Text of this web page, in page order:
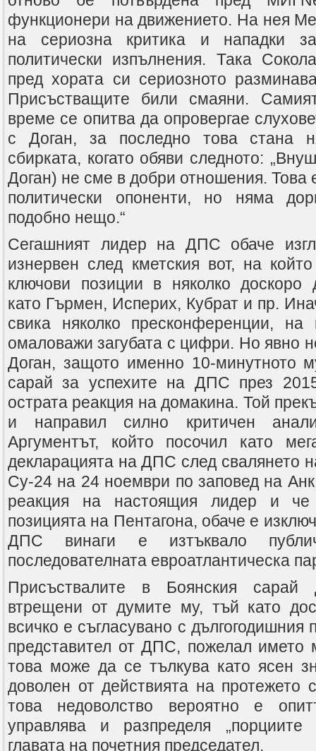
функционери на движението. На нея
на сериозна критика и нападки
политически изпълнения. Така
пред хората си сериозното
Присъстващите били смаяни.
време се опитва да опровергае
с Доган, за последно това стана
сбирката, когато обяви следното:
Доган) не сме в добри отношения. Това
политически опоненти, но няма
подобно нещо.“
Сегашният лидер на ДПС обаче
изнервен след кметския вот, на
ключови позиции в няколко доскоро
като Гърмен, Исперих, Кубрат и пр.
свика няколко пресконференции,
омаловажи загубата с цифри. Но явно
Доган, защото именно 10-минутното
сарай за успехите на ДПС през
острата реакция на домакина. Той
и направил силно критичен
Аргументът, който посочил като
декларацията на ДПС след свалянето
Су-24 на 24 ноември по заповед на
реакция на настоящия лидер и
позицията на Пентагона, обаче е
ДПС винаги е изтъквало
последователната евроатлантическа
Присъствалите в Боянския сарай
втрещени от думите му, тъй като
всичко е съгласувано с дългогодишния
представител от ДПС, пожелал името
това може да се тълкува като ясен
доволен от действията на
това недоволство вероятно е
управлява и разпределя „порциите
главата на почетния председател.